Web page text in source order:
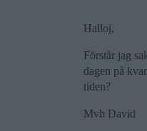
Halloj,
Förstår jag
dagen på
tiden?
Mvh David